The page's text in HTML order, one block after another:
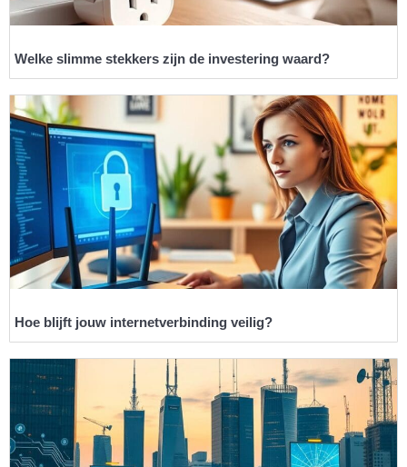
Welke slimme stekkers zijn de investering waard?
Hoe blijft jouw internetverbinding veilig?